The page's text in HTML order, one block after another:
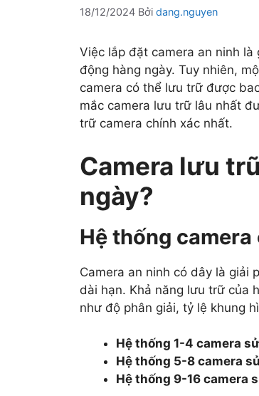
18/12/2024 Bởi dang.nguyen
Việc lắp đặt camera an ninh
động hàng ngày. Tuy nhiên,
camera có thể lưu trữ được
mắc camera lưu trữ lâu nhất
trữ camera chính xác nhất.
Camera lưu
ngày?
Hệ thống camera
Camera an ninh có dây là giải
dài hạn. Khả năng lưu trữ của
như độ phân giải, tỷ lệ khung
Hệ thống 1-4 camera
Hệ thống 5-8 camera
Hệ thống 9-16 camera